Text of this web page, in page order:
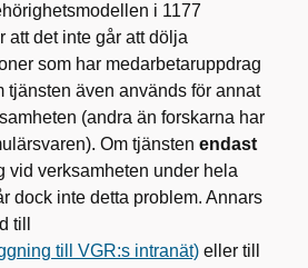
i 1177
att det inte går att dölja
som har medarbetaruppdrag
tjänsten även används för annat
(andra än forskarna har
Om tjänsten endast
vid verksamheten under hela
dock inte detta problem. Annars
till
till VGR:s intranät) eller till